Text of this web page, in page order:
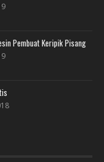
Pembuat Keripik Pisang